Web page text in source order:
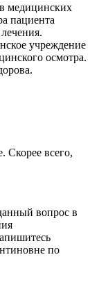
медицинских
пациента
учреждение
осмотра.
Скорее всего,
вопрос в
по